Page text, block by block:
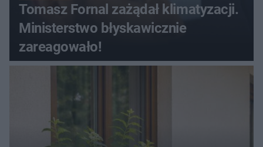
Tomasz Fornal zażądał klimatyzacji.
Ministerstwo błyskawicznie
zareagowało!